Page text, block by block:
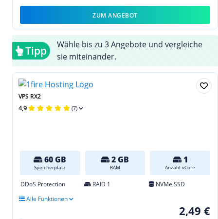
ZUM ANGEBOT
Tipp
Wähle bis zu 3 Angebote und vergleiche
sie miteinander.
VPS RX2
4,9 (7)
60 GB
Speicherplatz
2 GB
RAM
1
Anzahl vCore
DDoS Protection RAID 1
NVMe SSD
Alle Funktionen
2,49 €